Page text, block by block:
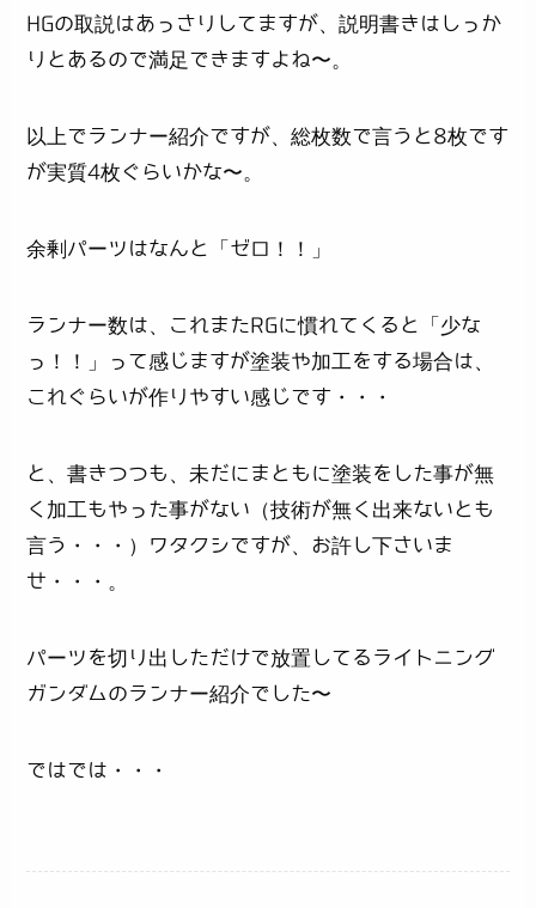
HGの取説はあっさりしてますが、説明書きはしっか
りとあるので満足できますよね〜。
以上でランナー紹介ですが、総枚数で言うと8枚です
が実質4枚ぐらいかな〜。
余剰パーツはなんと「ゼロ！！」
ランナー数は、これまたRGに慣れてくると「少な
っ！！」って感じますが塗装や加工をする場合は、
これぐらいが作りやすい感じです・・・
と、書きつつも、未だにまともに塗装をした事が無
く加工もやった事がない（技術が無く出来ないとも
言う・・・）ワタクシですが、お許し下さいま
せ・・・。
パーツを切り出しただけで放置してるライトニング
ガンダムのランナー紹介でした〜
ではでは・・・